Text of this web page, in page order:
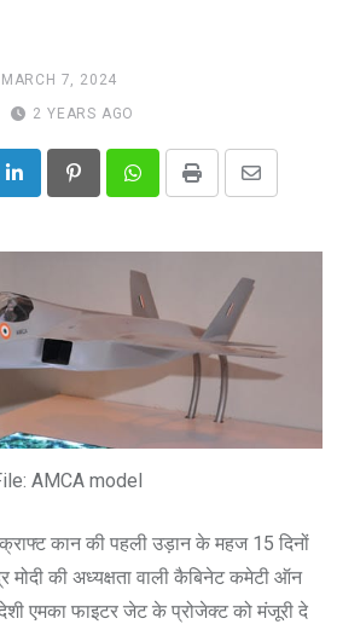
MARCH 7, 2024
2 YEARS AGO
LinkedIn PinterestWhatsappPrint
Share
Email
AMCA model
कान की पहली उड़ान के महज 15 दिनों
मोदी की अध्यक्षता वाली कैबिनेट कमेटी ऑन
एमका फाइटर जेट के प्रोजेक्ट को मंजूरी दे